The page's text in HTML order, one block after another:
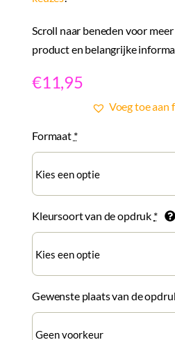
Scroll naar beneden voor
product en belangrijke
€11,95
Voeg toe aan
Formaat *
Kleursoort van de opdruk *
Gewenste plaats van de